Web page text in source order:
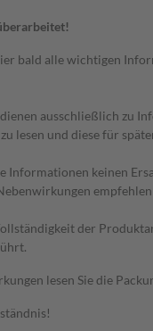
bald alle wichtigen
ausschließlich zu
lesen und diese für
Informationen keinen
der
lesen Sie die